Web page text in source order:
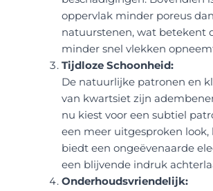
oppervlak minder poreus
natuurstenen, wat betekent
minder snel vlekken
Tijdloze Schoonheid:
De natuurlijke patronen en
van kwartsiet zijn
nu kiest voor een subtiel
een meer uitgesproken look,
biedt een ongeëvenaarde
een blijvende indruk
Onderhoudsvriendelijk: